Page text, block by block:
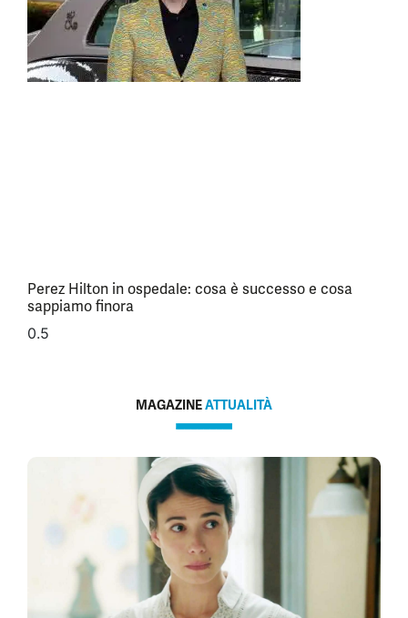
Perez Hilton in ospedale: cosa è successo e cosa
sappiamo finora
MAGAZINEATTUALITÀ